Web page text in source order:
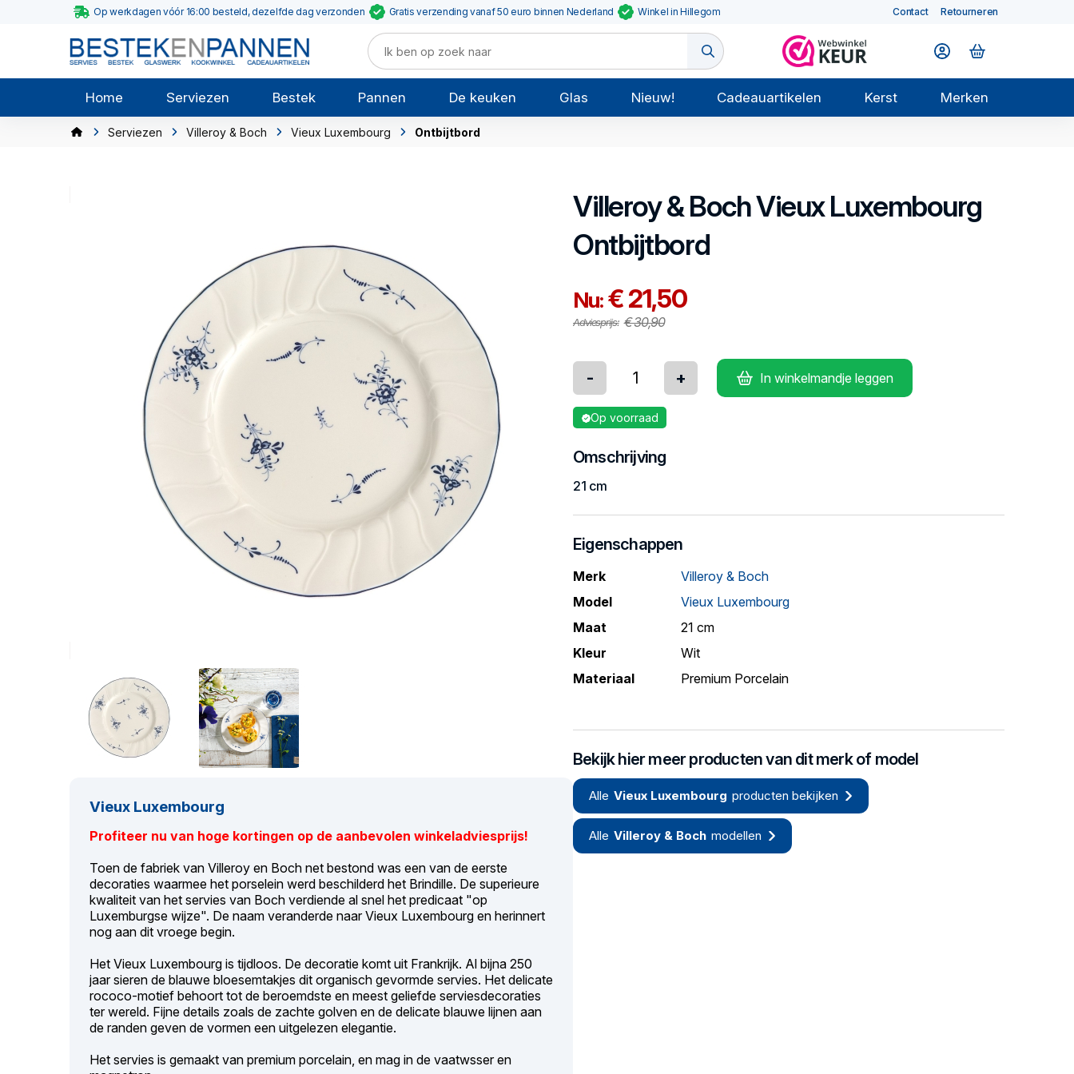
Op werkdagen vóór 16:00 besteld, dezelfde dag verzonden Gratis verzending vanaf 50 euro binnen Nederland Winkel in Hillegom Contact Retourneren
Home Serviezen Bestek Pannen De keuken Glas Nieuw! Cadeauartikelen Kerst Merken
Serviezen Villeroy & Boch Vieux Luxembourg Ontbijtbord
Vieux Luxembourg
Profiteer nu van hoge kortingen op de aanbevolen winkeladviesprijs!
Toen de fabriek van Villeroy en Boch net bestond was een van de eerste
decoraties waarmee het porselein werd beschilderd het Brindille. De superieure
kwaliteit van het servies van Boch verdiende al snel het predicaat "op
Luxemburgse wijze". De naam veranderde naar Vieux Luxembourg en herinnert
nog aan dit vroege begin.
Het Vieux Luxembourg is tijdloos. De decoratie komt uit Frankrijk. Al bijna 250
jaar sieren de blauwe bloesemtakjes dit organisch gevormde servies. Het delicate
rococo-motief behoort tot de beroemdste en meest geliefde serviesdecoraties
ter wereld. Fijne details zoals de zachte golven en de delicate blauwe lijnen aan
de randen geven de vormen een uitgelezen elegantie.
Het servies is gemaakt van premium porcelain, en mag in de vaatwsser en
Villeroy & BochVieux Luxembourg
Ontbijtbord
Nu:€ 21,50
Adviesprijs: € 30,90
- + In winkelmandje leggen
Op voorraad
Omschrijving
21 cm
Eigenschappen
Merk
Villeroy & Boch
Model
Vieux Luxembourg
Maat
21 cm
Kleur
Wit
Materiaal
Premium Porcelain
Bekijk hier meer producten van dit merk of model
Alle Vieux Luxembourg producten bekijken
Alle Villeroy & Boch modellen